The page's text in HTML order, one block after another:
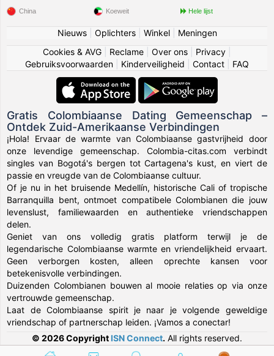
China Koeweit Hele lijst
Nieuws| Oplichters| Winkel| Meningen
Cookies & AVG
Reclame Over ons Privacy
Gebruiksvoorwaarden
Kinderveiligheid Contact FAQ
Gratis Colombiaanse Dating Gemeenschap –
Ontdek Zuid-Amerikaanse Verbindingen
¡Hola! Ervaar de warmte van Colombiaanse gastvrijheid door
onze levendige gemeenschap. Colombia-citas.com verbindt
singles van Bogotá's bergen tot Cartagena's kust, en viert de
passie en vreugde van de Colombiaanse cultuur.
Of je nu in het bruisende Medellín, historische Cali of tropische
Barranquilla bent, ontmoet compatibele Colombianen die jouw
levenslust, familiewaarden en authentieke vriendschappen
delen.
Geniet van ons volledig gratis platform terwijl je de
legendarische Colombiaanse warmte en vriendelijkheid ervaart.
Geen verborgen kosten, alleen oprechte kansen voor
betekenisvolle verbindingen.
Duizenden Colombianen bouwen al mooie relaties op via onze
vertrouwde gemeenschap.
Laat de Colombiaanse spirit je naar je volgende geweldige
vriendschap of partnerschap leiden. ¡Vamos a conectar!
© 2026 Copyright ISN Connect. All rights reserved.